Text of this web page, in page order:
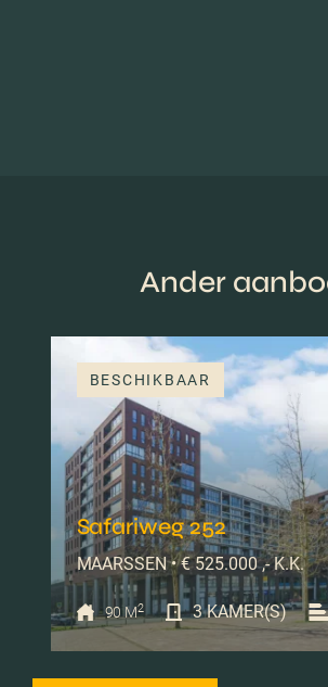
Ander
BESCHIKBAAR
Safariweg 252
MAARSSEN • € 525.000 ,- K.K.
90 M2 3 KAMER(S)